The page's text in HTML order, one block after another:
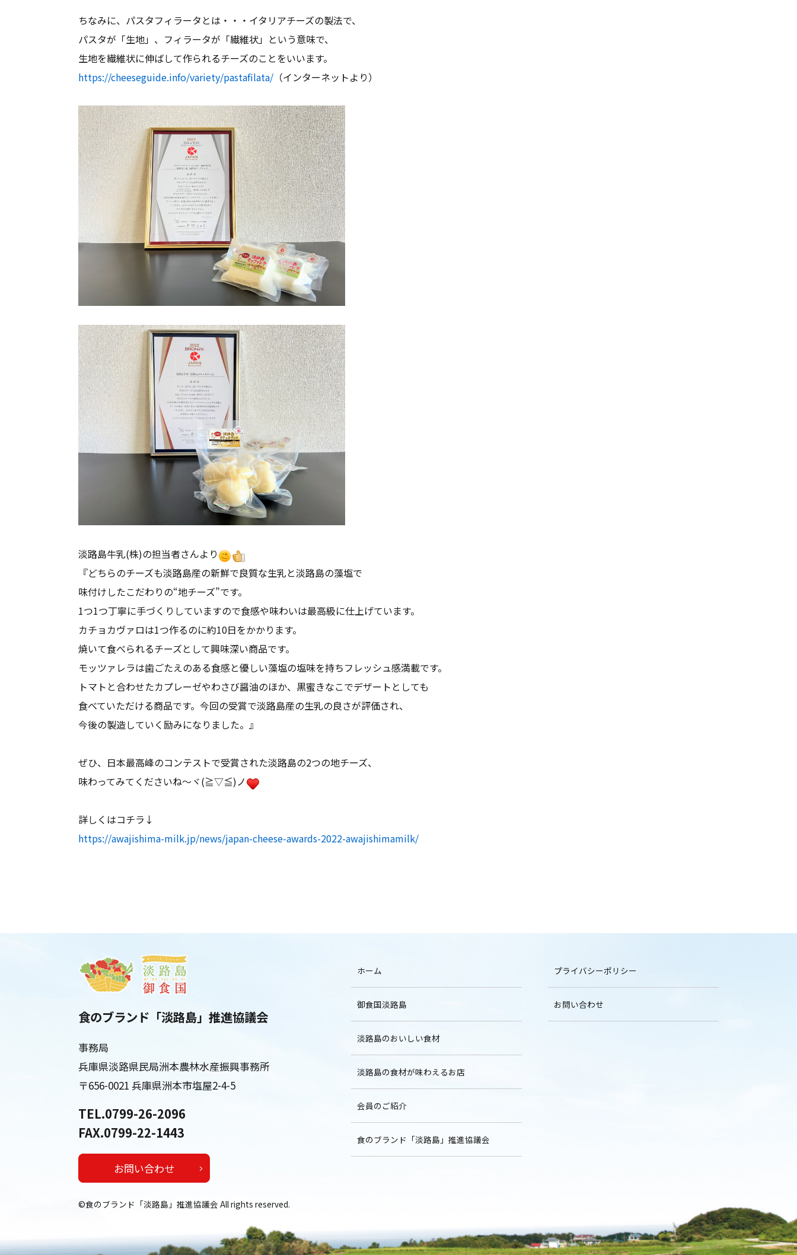
ちなみに、パスタフィラータとは・・・イタリアチーズの製法で、
パスタが「生地」、フィラータが「繊維状」という意味で、
生地を繊維状に伸ばして作られるチーズのことをいいます。
https://cheeseguide.info/variety/pastafilata/ （インターネットより）
淡路島牛乳(株)の担当者さんより
『どちらのチーズも淡路島産の新鮮で良質な生乳と淡路島の藻塩で
味付けしたこだわりの“地チーズ”です。
1つ1つ丁寧に手づくりしていますので食感や味わいは最高級に仕上げています。
カチョカヴァロは1つ作るのに約10日をかかります。
焼いて食べられるチーズとして興味深い商品です。
モッツァレラは歯ごたえのある食感と優しい藻塩の塩味を持ちフレッシュ感満載です。
トマトと合わせたカプレーゼやわさび醤油のほか、黒蜜きなこでデザートとしても
食べていただける商品です。今回の受賞で淡路島産の生乳の良さが評価され、
今後の製造していく励みになりました。』
ぜひ、日本最高峰のコンテストで受賞された淡路島の2つの地チーズ、
味わってみてくださいね～ヾ(≧▽≦)ノ
詳しくはコチラ↓
https://awajishima-milk.jp/news/japan-cheese-awards-2022-awajishimamilk/
食のブランド「淡路島」推進協議会
事務局
兵庫県淡路県民局洲本農林水産振興事務所
〒656-0021 兵庫県洲本市塩屋2-4-5
TEL.0799-26-2096
FAX.0799-22-1443
お問い合わせ
ホーム
御食国淡路島
淡路島のおいしい食材
淡路島の食材が味わえるお店
会員のご紹介
食のブランド「淡路島」推進協議会
プライバシーポリシー
お問い合わせ
©食のブランド「淡路島」推進協議会 All rights reserved.